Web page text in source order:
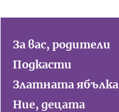
За вас, родители
Подкасти
Златната ябълка
Ние, децата